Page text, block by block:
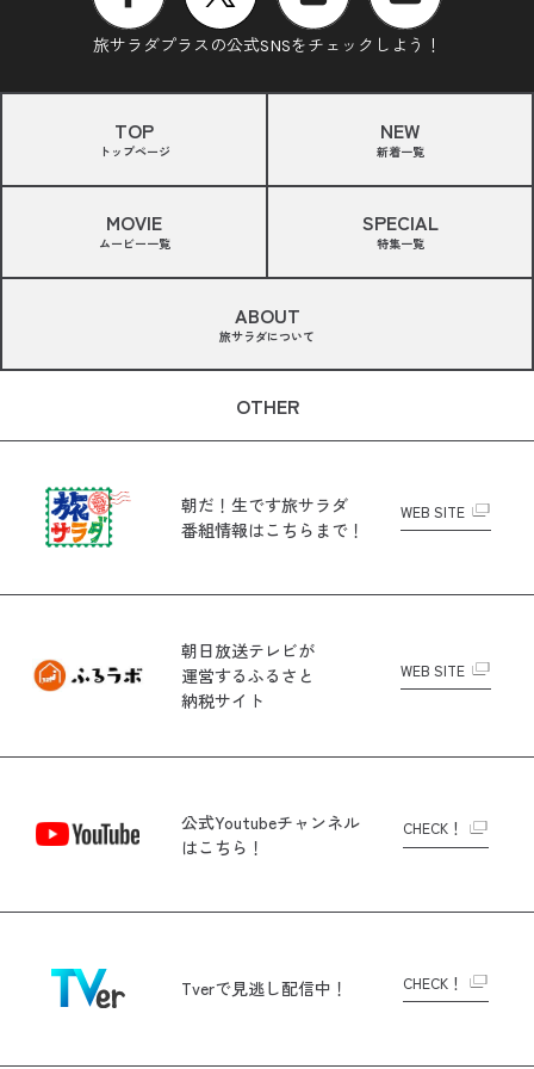
旅サラダプラスの公式SNSをチェックしよう！
TOP
トップページ
NEW
新着一覧
MOVIE
ムービー一覧
SPECIAL
特集一覧
ABOUT
旅サラダについて
OTHER
朝だ！生です旅サラダ
番組情報はこちらまで！
WEB SITE
朝日放送テレビが
運営するふるさと
納税サイト
WEB SITE
公式Youtubeチャンネル
はこちら！
CHECK！
Tverで見逃し配信中！ CHECK！